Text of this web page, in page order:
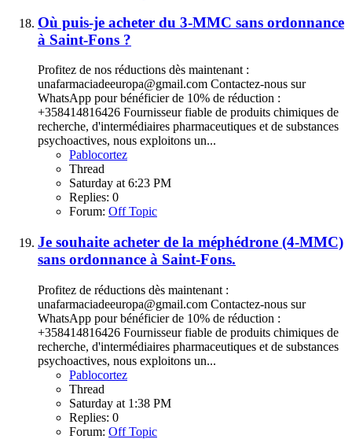
Où puis-je acheter du 3-MMC sans ordonnance
à Saint-Fons ?
Profitez de nos réductions dès maintenant :
unafarmaciadeeuropa@gmail.com Contactez-nous sur
WhatsApp pour bénéficier de 10% de réduction :
+358414816426 Fournisseur fiable de produits chimiques de
recherche, d'intermédiaires pharmaceutiques et de substances
psychoactives, nous exploitons un...
Pablocortez
Thread
Saturday at 6:23 PM
Replies: 0
Forum: Off Topic
Je souhaite acheter de la méphédrone (4-MMC)
sans ordonnance à Saint-Fons.
Profitez de réductions dès maintenant :
unafarmaciadeeuropa@gmail.com Contactez-nous sur
WhatsApp pour bénéficier de 10% de réduction :
+358414816426 Fournisseur fiable de produits chimiques de
recherche, d'intermédiaires pharmaceutiques et de substances
psychoactives, nous exploitons un...
Pablocortez
Thread
Saturday at 1:38 PM
Replies: 0
Forum: Off Topic